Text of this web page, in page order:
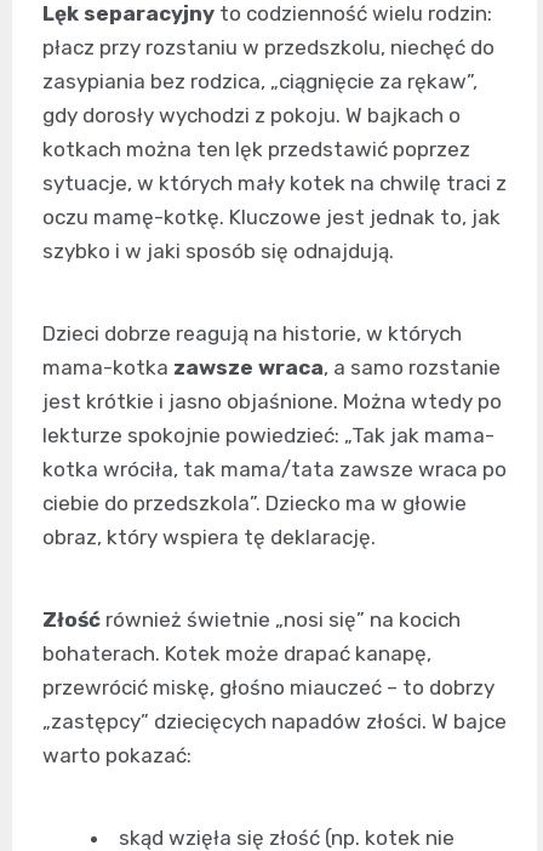
Lęk separacyjny to codzienność wielu rodzin:
płacz przy rozstaniu w przedszkolu, niechęć do
zasypiania bez rodzica, „ciągnięcie za rękaw”,
gdy dorosły wychodzi z pokoju. W bajkach o
kotkach można ten lęk przedstawić poprzez
sytuacje, w których mały kotek na chwilę traci z
oczu mamę-kotkę. Kluczowe jest jednak to, jak
szybko i w jaki sposób się odnajdują.
Dzieci dobrze reagują na historie, w których
mama-kotka zawsze wraca, a samo rozstanie
jest krótkie i jasno objaśnione. Można wtedy po
lekturze spokojnie powiedzieć: „Tak jak mama-
kotka wróciła, tak mama/tata zawsze wraca po
ciebie do przedszkola”. Dziecko ma w głowie
obraz, który wspiera tę deklarację.
Złość również świetnie „nosi się” na kocich
bohaterach. Kotek może drapać kanapę,
przewrócić miskę, głośno miauczeć – to dobrzy
„zastępcy” dziecięcych napadów złości. W bajce
warto pokazać:
skąd wzięła się złość (np. kotek nie